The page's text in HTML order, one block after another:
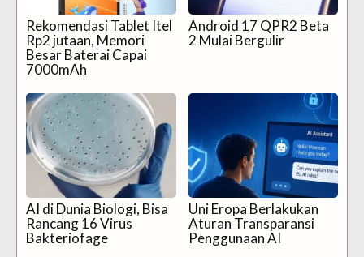
Rekomendasi Tablet Itel
Rp2 jutaan, Memori
Besar Baterai Capai
7000mAh
Android 17 QPR2 Beta
2 Mulai Bergulir
AI di Dunia Biologi, Bisa
Rancang 16 Virus
Bakteriofage
Uni Eropa Berlakukan
Aturan Transparansi
Penggunaan AI